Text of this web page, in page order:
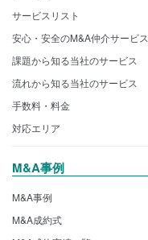
サービスリスト
安心・安全のM&A仲介サービス
課題から知る当社のサービス
流れから知る当社のサービス
手数料・料金
対応エリア
M&A事例
M&A事例
M&A成約式